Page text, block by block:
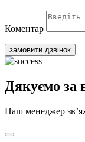
Коментар
замовити дзвінок
Дякуємо за
Наш менеджер